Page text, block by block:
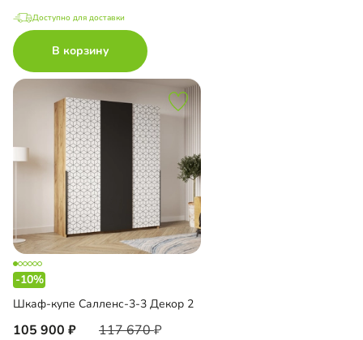
Доступно для доставки
В корзину
-10%
Шкаф-купе Салленс-3-3 Декор 2
105 900 117 670